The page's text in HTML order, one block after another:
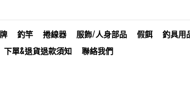
釣竿 捲線器 服飾/人身部品 假餌 釣具用
下單&退貨退款須知
聯絡我們